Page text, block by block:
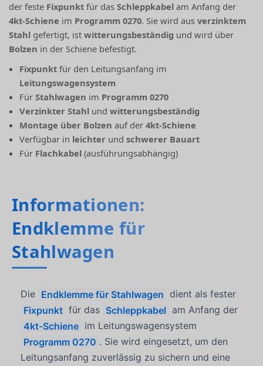
der feste Fixpunkt für dasSchleppkabel am Anfang der
4kt-Schiene im Programm 0270. Sie wird ausverzinktem
Stahl gefertigt, istwitterungsbeständig und wird über
Bolzen in der Schiene befestigt.
Fixpunkt für den Leitungsanfang im
Leitungswagensystem
FürStahlwagen im Programm 0270
Verzinkter Stahl undwitterungsbeständig
Montage über Bolzen auf der4kt-Schiene
Verfügbar in leichter undschwerer Bauart
Für Flachkabel (ausführungsabhängig)
Informationen:
Endklemme für
Stahlwagen
Die Endklemme für Stahlwagen dient als fester
Fixpunkt für das Schleppkabel am Anfang der
4kt-Schiene im Leitungswagensystem
Programm 0270 . Sie wird eingesetzt, um den
Leitungsanfang zuverlässig zu sichern und eine